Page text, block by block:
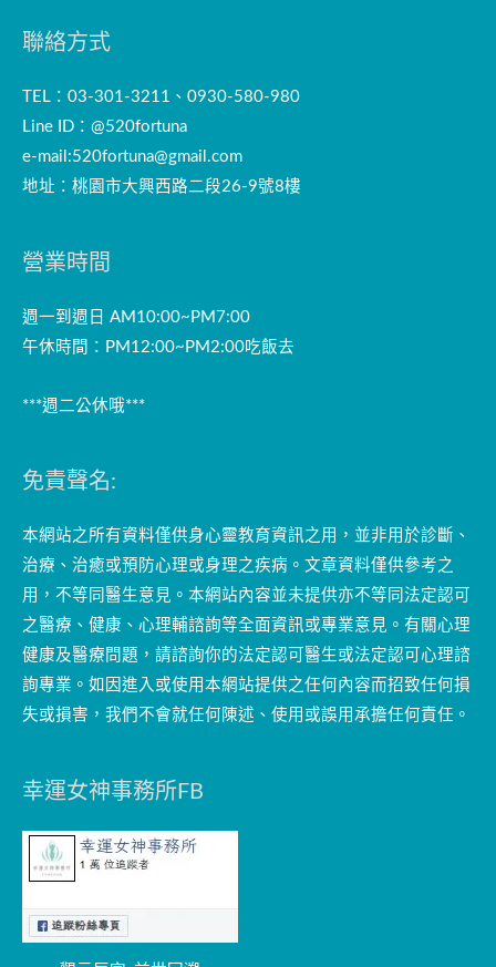
聯絡方式
TEL：03-301-3211、0930-580-980
Line ID：@520fortuna
e-mail:520fortuna@gmail.com
地址：桃園市大興西路二段26-9號8樓
營業時間
週一到週日 AM10:00~PM7:00
午休時間：PM12:00~PM2:00吃飯去
***週二公休哦***
免責聲名:
本網站之所有資料僅供身心靈教育資訊之用，並非用於診斷、
治療、治癒或預防心理或身理之疾病。文章資料僅供參考之
用，不等同醫生意見。本網站內容並未提供亦不等同法定認可
之醫療、健康、心理輔諮詢等全面資訊或專業意見。有關心理
健康及醫療問題，請諮詢你的法定認可醫生或法定認可心理諮
詢專業。如因進入或使用本網站提供之任何內容而招致任何損
失或損害，我們不會就任何陳述、使用或誤用承擔任何責任。
幸運女神事務所FB